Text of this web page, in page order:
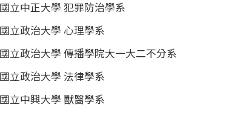
國立中正大學 犯罪防治學系
國立政治大學 心理學系
國立政治大學 傳播學院大一大二不分系
國立政治大學 法律學系
國立中興大學 獸醫學系